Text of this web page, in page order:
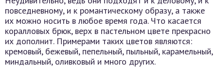
повседневному, и к романтическому образу, а также
их можно носить в любое время года. Что касается
коралловых брюк, верх в пастельном цвете прекрасно
их дополнит. Примерами таких цветов являются:
кремовый, бежевый, пепельный, пыльный, карамельный,
миндальный, оливковый и много других.